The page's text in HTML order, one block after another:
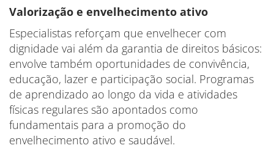
Valorização e envelhecimento ativo
Especialistas reforçam que envelhecer com
dignidade vai além da garantia de direitos básicos:
envolve também oportunidades de convivência,
educação, lazer e participação social. Programas
de aprendizado ao longo da vida e atividades
físicas regulares são apontados como
fundamentais para a promoção do
envelhecimento ativo e saudável.